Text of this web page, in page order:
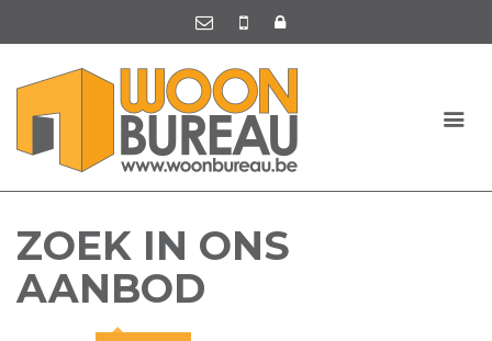
ZOEK IN ONS
AANBOD